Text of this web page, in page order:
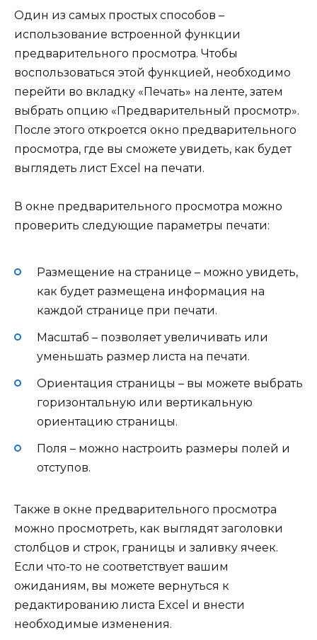
Один из самых простых способов –
использование встроенной функции
предварительного просмотра. Чтобы
воспользоваться этой функцией, необходимо
перейти во вкладку «Печать» на ленте, затем
выбрать опцию «Предварительный просмотр».
После этого откроется окно предварительного
просмотра, где вы сможете увидеть, как будет
выглядеть лист Excel на печати.
В окне предварительного просмотра можно
проверить следующие параметры печати:
Размещение на странице – можно увидеть,
как будет размещена информация на
каждой странице при печати.
Масштаб – позволяет увеличивать или
уменьшать размер листа на печати.
Ориентация страницы – вы можете выбрать
горизонтальную или вертикальную
ориентацию страницы.
Поля – можно настроить размеры полей и
отступов.
Также в окне предварительного просмотра
можно просмотреть, как выглядят заголовки
столбцов и строк, границы и заливку ячеек.
Если что-то не соответствует вашим
ожиданиям, вы можете вернуться к
редактированию листа Excel и внести
необходимые изменения.